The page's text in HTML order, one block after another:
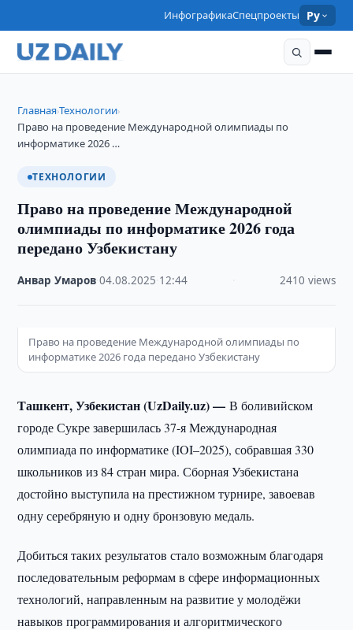
ИнфографикаСпецпроекты Ру
Главная›Технологии›
Право на проведение Международной олимпиады по
информатике 2026 …
ТЕХНОЛОГИИ
Право на проведение Международной
олимпиады по информатике 2026 года
передано Узбекистану
Анвар Умаров ·04.08.2025 12:44 2410 views
Право на проведение Международной олимпиады по
информатике 2026 года передано Узбекистану
Ташкент, Узбекистан (UzDaily.uz) —В боливийском
городе Сукре завершилась 37-я Международная
олимпиада по информатике (IOI–2025), собравшая 330
школьников из 84 стран мира. Сборная Узбекистана
достойно выступила на престижном турнире, завоевав
одну серебряную и одну бронзовую медаль.
Добиться таких результатов стало возможным благодаря
последовательным реформам в сфере информационных
технологий, направленным на развитие у молодёжи
навыков программирования и алгоритмического